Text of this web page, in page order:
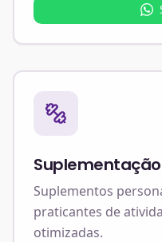
Suplementos
praticantes de
otimizadas.